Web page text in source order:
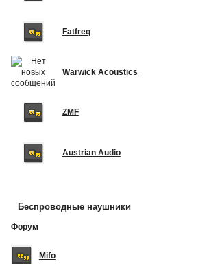
Fatfreq
Warwick Acoustics
ZMF
Austrian Audio
Беспроводные наушники
Форум
Mifo